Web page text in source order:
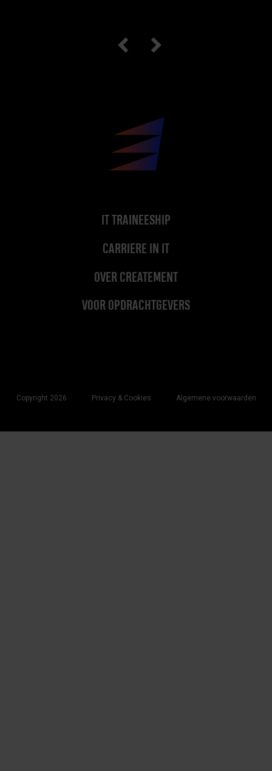
IT TRAINEESHIP
CARRIERE IN IT
OVER CREATEMENT
VOOR OPDRACHTGEVERS
Copyright 2026 Privacy & Cookies Algemene voorwaarden